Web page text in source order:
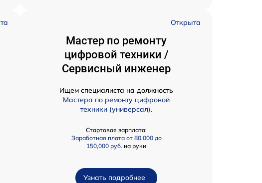
Открыта
Мастер по ремонту
цифровой техники /
Сервисный инженер
Ищем специалиста на должность
Мастера по ремонту цифровой
техники (универсал).
Стартовая зарплата:
Заработная плата от 80,000 до
150,000 руб. на руки
Узнать подробнее